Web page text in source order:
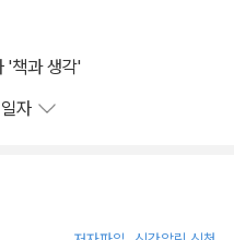
책과 생각'
자